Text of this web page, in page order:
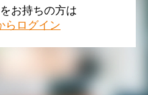
お持ちの方は
らログイン